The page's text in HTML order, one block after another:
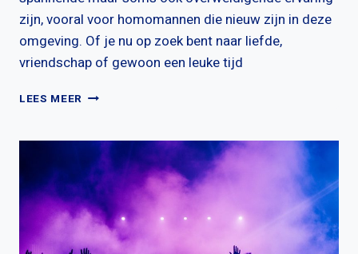
zijn, vooral voor homomannen die nieuw zijn in deze
omgeving. Of je nu op zoek bent naar liefde,
vriendschap of gewoon een leuke tijd
LEES MEER WIE
MEEST
ACTIEVE
GEBRUIKERS
VAN
GAY
DATING
APPS?…